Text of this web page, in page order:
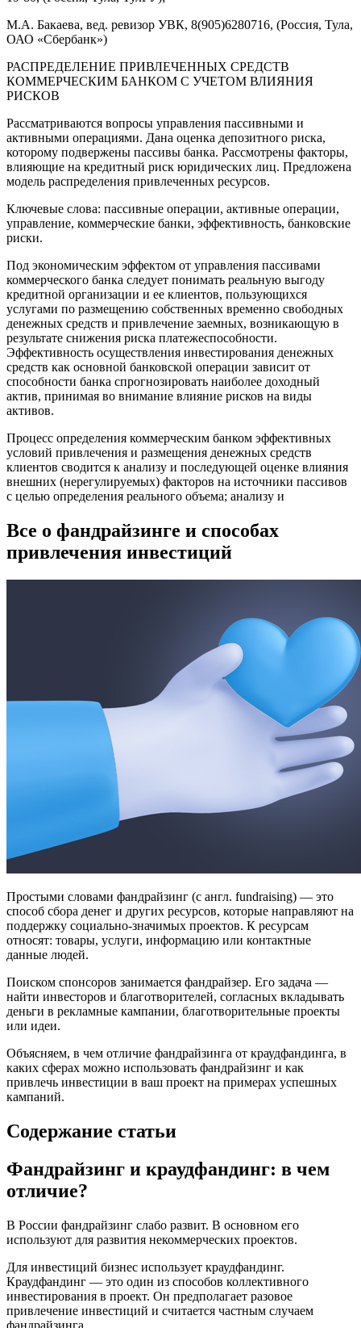
М.А. Бакаева, вед. ревизор УВК, 8(905)6280716, (Россия, Тула,
ОАО «Сбербанк»)
РАСПРЕДЕЛЕНИЕ ПРИВЛЕЧЕННЫХ СРЕДСТВ
КОММЕРЧЕСКИМ БАНКОМ С УЧЕТОМ ВЛИЯНИЯ
РИСКОВ
Рассматриваются вопросы управления пассивными и
активными операциями. Дана оценка депозитного риска,
которому подвержены пассивы банка. Рассмотрены факторы,
влияющие на кредитный риск юридических лиц. Предложена
модель распределения привлеченных ресурсов.
Ключевые слова: пассивные операции, активные операции,
управление, коммерческие банки, эффективность, банковские
риски.
Под экономическим эффектом от управления пассивами
коммерческого банка следует понимать реальную выгоду
кредитной организации и ее клиентов, пользующихся
услугами по размещению собственных временно свободных
денежных средств и привлечение заемных, возникающую в
результате снижения риска платежеспособности.
Эффективность осуществления инвестирования денежных
средств как основной банковской операции зависит от
способности банка спрогнозировать наиболее доходный
актив, принимая во внимание влияние рисков на виды
активов.
Процесс определения коммерческим банком эффективных
условий привлечения и размещения денежных средств
клиентов сводится к анализу и последующей оценке влияния
внешних (нерегулируемых) факторов на источники пассивов
с целью определения реального объема; анализу и
Все о фандрайзинге и способах
привлечения инвестиций
Простыми словами фандрайзинг (с англ. fundraising) — это
способ сбора денег и других ресурсов, которые направляют на
поддержку социально-значимых проектов. К ресурсам
относят: товары, услуги, информацию или контактные
данные людей.
Поиском спонсоров занимается фандрайзер. Его задача —
найти инвесторов и благотворителей, согласных вкладывать
деньги в рекламные кампании, благотворительные проекты
или идеи.
Объясняем, в чем отличие фандрайзинга от краудфандинга, в
каких сферах можно использовать фандрайзинг и как
привлечь инвестиции в ваш проект на примерах успешных
кампаний.
Содержание статьи
Фандрайзинг и краудфандинг: в чем
отличие?
В России фандрайзинг слабо развит. В основном его
используют для развития некоммерческих проектов.
Для инвестиций бизнес использует краудфандинг.
Краудфандинг — это один из способов коллективного
инвестирования в проект. Он предполагает разовое
привлечение инвестиций и считается частным случаем
фандрайзинга.